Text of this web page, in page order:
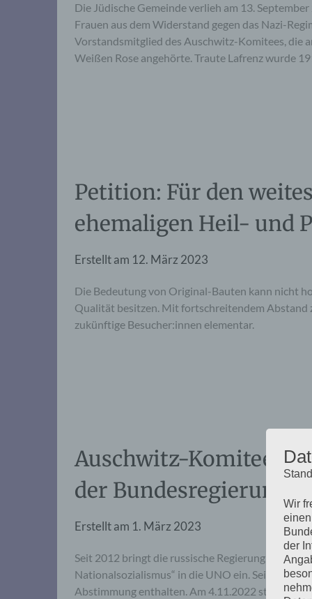
Die Jüdische Gemeinde verlieh am 13.
Frauen aus dem Widerstand gegen das Nazi-
Vorstandsmitglied des Auschwitz-Komitees, die
Weißen Rose angehörte. Traute Lafrenz wurde
Petition: Für den
ehemaligen Heil- und
Erstellt am 12. März 2023
Die Bedeutung von Original-Bauten kann nicht
Qualität besitzen. Mit fortschreitendem Abstand
zukünftige Besucher:innen elementar.
Auschwitz-Komitee
der Bundesregierung in
Erstellt am 1. März 2023
Seit 2012 bringt die russische Regierung einen
Nationalsozialismus“ in die UNO ein. Seitdem
Abstimmung enthalten. Am 4.11.2022 stimmte
Wir
der